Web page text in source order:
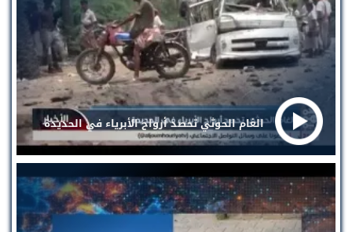
الغام الحوثي تحصد أرواح الأبرياء في الحديدة